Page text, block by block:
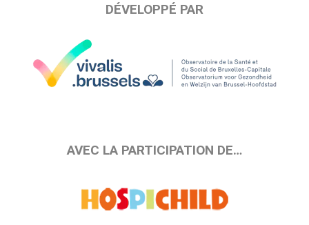
DÉVELOPPÉ PAR
AVEC LA PARTICIPATION DE…